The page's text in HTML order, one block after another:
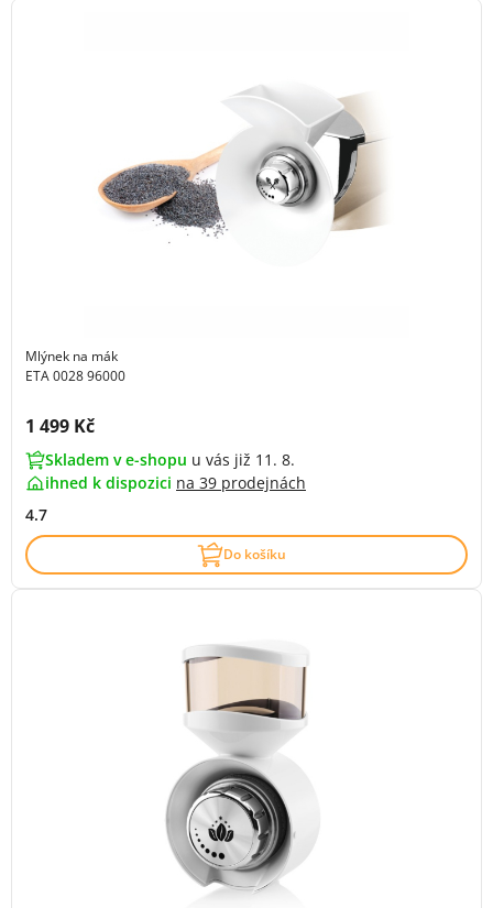
Mlýnek na mák
ETA 0028 96000
Cena s DPH:
1 499 Kč
Skladem v e-shopu u vás již 11. 8.
ihned k dispozici na 39 prodejnách
4.7
Do košíku